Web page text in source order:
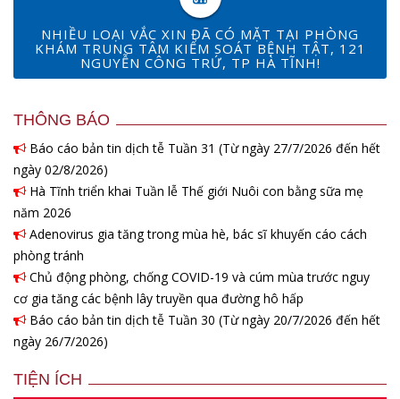
NHIỀU LOẠI VẮC XIN ĐÃ CÓ MẶT TẠI PHÒNG
KHÁM TRUNG TÂM KIỂM SOÁT BỆNH TẬT, 121
NGUYỄN CÔNG TRỨ, TP HÀ TĨNH!
THÔNG BÁO
Báo cáo bản tin dịch tễ Tuần 31 (Từ ngày 27/7/2026 đến hết
ngày 02/8/2026)
Hà Tĩnh triển khai Tuần lễ Thế giới Nuôi con bằng sữa mẹ
năm 2026
Adenovirus gia tăng trong mùa hè, bác sĩ khuyến cáo cách
phòng tránh
Chủ động phòng, chống COVID-19 và cúm mùa trước nguy
cơ gia tăng các bệnh lây truyền qua đường hô hấp
Báo cáo bản tin dịch tễ Tuần 30 (Từ ngày 20/7/2026 đến hết
ngày 26/7/2026)
TIỆN ÍCH